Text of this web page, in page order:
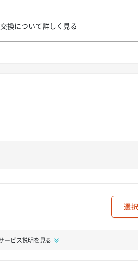
換について詳しく見る
選択
ービス説明を見る